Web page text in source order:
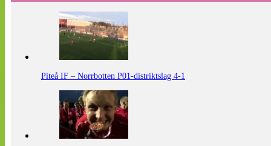
Piteå IF – Norrbotten P01-distriktslag 4-1